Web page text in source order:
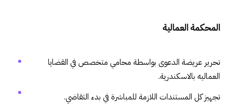
المحكمة العمالية
تحرير عريضة الدعوى بواسطة محامي متخصص في القضايا
العماليه بالاسكندرية.
تجهيز كل المستندات اللازمة للمباشرة في بدء التقاضي.